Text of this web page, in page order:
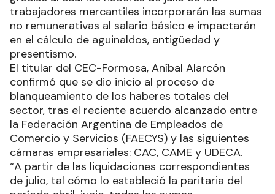
trabajadores mercantiles incorporarán las sumas
no remunerativas al salario básico e impactarán
en el cálculo de aguinaldos, antigüedad y
presentismo.
El titular del CEC-Formosa, Aníbal Alarcón
confirmó que se dio inicio al proceso de
blanqueamiento de los haberes totales del
sector, tras el reciente acuerdo alcanzado entre
la Federación Argentina de Empleados de
Comercio y Servicios (FAECYS) y las siguientes
cámaras empresariales: CAC, CAME y UDECA.
“A partir de las liquidaciones correspondientes
de julio, tal cómo lo estableció la paritaria del